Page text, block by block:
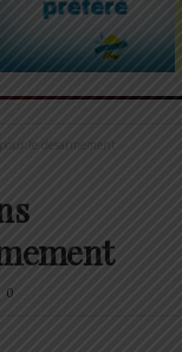
le désarmement
0